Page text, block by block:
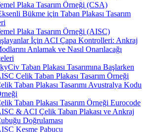
Plaka Tasarım Örneği (CSA)
Bükme için Taban Plakası Tasarım
Plaka Tasarım Örneği (AISC)
İçin ACI Çapa Kontrolleri: Ankraj
Anlamak ve Nasıl Onarılacağı
Taban Plakası Tasarımına Başlarken
Çelik Taban Plakası Tasarım Örneği
Taban Plakası Tasarımı Avustralya Kodu
Taban Plakası Tasarım Örneği Eurocode
& ACI Çelik Taban Plakası ve Ankraj
Doğrulaması
Kesme Pabucu